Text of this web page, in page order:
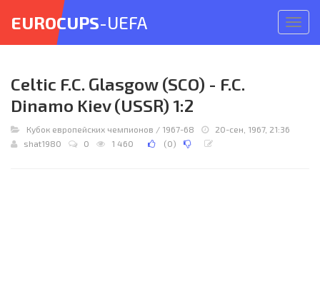
меню
EUROCUPS-UEFA
Celtic F.C. Glasgow (SCO) - F.C.
Dinamo Kiev (USSR) 1:2
Кубок европейских чемпионов / 1967-68
20-сен, 1967, 21:36
shat1980
0 1 460 (0)